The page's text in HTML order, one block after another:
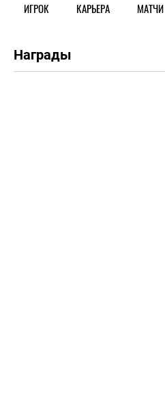
ИГРОК КАРЬЕРА МАТЧИ
Награды